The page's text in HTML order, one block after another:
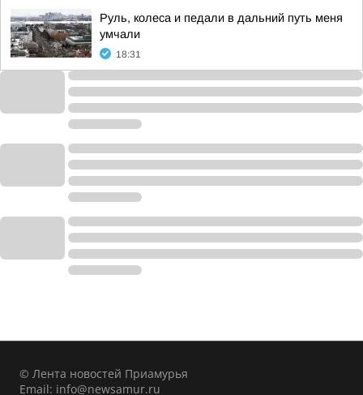
Руль, колеса и педали в дальний путь меня
умчали
18:31
© Лента новостей Приамурья
Email: info@newsamur.ru